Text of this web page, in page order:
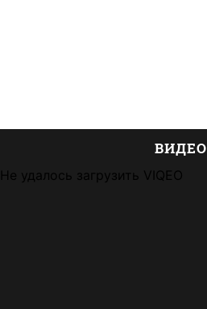
ВИДЕО
Не удалось загрузить VIQEO